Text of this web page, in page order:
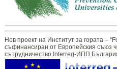
Нов проект на Институт за гората –
съфинансиран от Европейския съюз
сътрудничество Interreg-ИПП